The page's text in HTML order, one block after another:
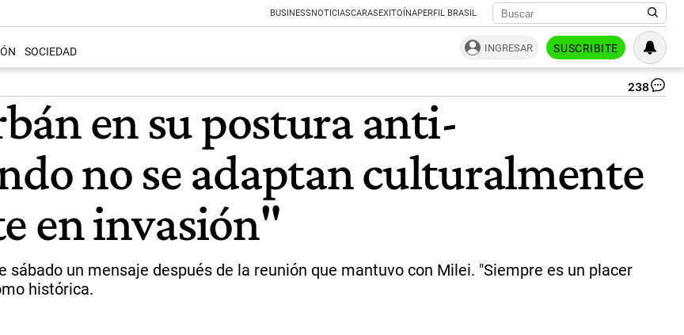
BUSINESSNOTICIASCARASEXITOÍNAPERFIL BRASIL
SOCIEDAD INGRESAR SUSCRIBITE
238
en su postura anti-
no se adaptan culturalmente
en invasión"
un mensaje después de la reunión que mantuvo con Milei. "Siempre es un placer
histórica.